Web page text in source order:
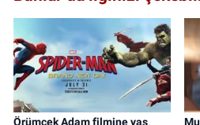
Örümcek Adam filmine yaş